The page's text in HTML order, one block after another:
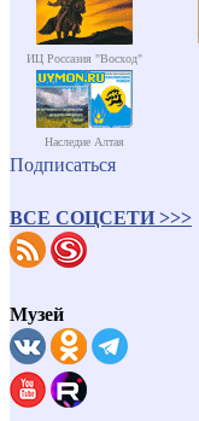
ИЦ Россазия "Восход"
Наследие Алтая
Подписаться
ВСЕ СОЦСЕТИ >>>
Музей